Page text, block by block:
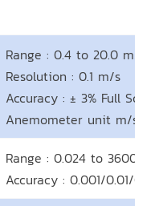
Range : 0.4 to 20.0 m/S,
Resolution : 0.1 m/s
Accuracy : ± 3% Full Scale
Anemometer unit m/
Range : 0.024 to
Accuracy : 0.001/0.01/0.1/